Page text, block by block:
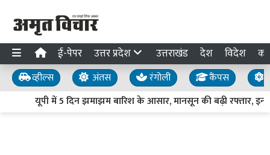
ई-पेपर उत्तर प्रदेश उत्तराखंड देश विदेश
व्हील्स अंतस रंगोली कैंपस
यूपी में 5 दिन झमाझम बारिश के आसार, मानसून की बढ़ी रफ्तार, इन